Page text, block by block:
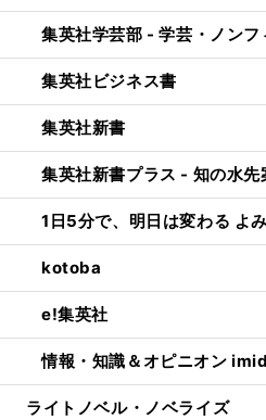
集英社学芸部 - 学芸・ノンフ
集英社ビジネス書
集英社新書
集英社新書プラス - 知の水先
1日5分で、明日は変わる よ
kotoba
e!集英社
情報・知識＆オピニオン
ライトノベル・ノベライズ